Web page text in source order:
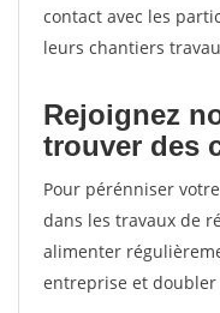
contact avec les
leurs chantiers
Rejoignez
trouver des
Pour pérénniser
dans les travaux de
alimenter
entreprise et